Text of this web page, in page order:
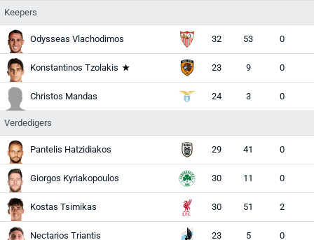
Keepers
Odysseas Vlachodimos 32 53 0
Konstantinos Tzolakis 23 9 0
Christos Mandas 24 3 0
Verdedigers
Pantelis Hatzidiakos 29 41 0
Giorgos Kyriakopoulos 30 11 0
Kostas Tsimikas 30 51 2
Nectarios Triantis 23 5 0